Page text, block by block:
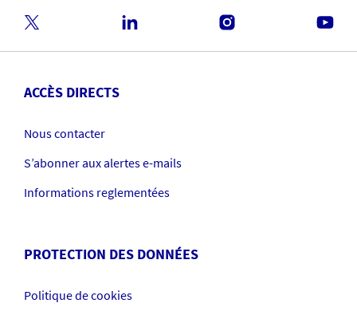
ACCÈS DIRECTS
Nous contacter
S’abonner aux alertes e-mails
Informations reglementées
PROTECTION DES DONNÉES
Politique de cookies